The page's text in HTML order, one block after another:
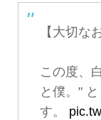
【大切な
この度、
と僕。"
す。